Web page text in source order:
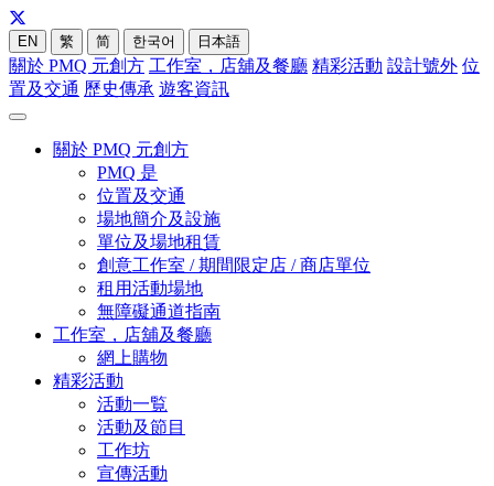
EN 繁 简 한국어 日本語
關於 PMQ 元創方 工作室，店舖及餐廳 精彩活動 設計號外 位
置及交通 歷史傳承 遊客資訊
關於 PMQ 元創方
PMQ 是
位置及交通
場地簡介及設施
單位及場地租賃
創意工作室 / 期間限定店 / 商店單位
租用活動場地
無障礙通道指南
工作室，店舖及餐廳
網上購物
精彩活動
活動一覧
活動及節目
工作坊
宣傳活動